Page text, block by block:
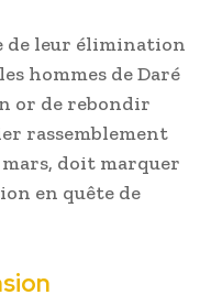
de leur élimination
hommes de Daré
or de rebondir
rassemblement
mars, doit marquer
en quête de